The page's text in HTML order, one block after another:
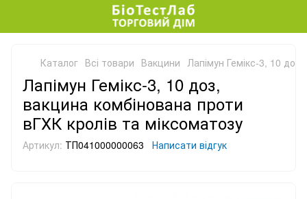
Каталог Всі товари Вакцини Лапімун Гемікс-3, 10
Лапімун Гемікс-3, 10 доз,
вакцина комбінована проти
вГХК кролів та міксоматозу
Артикул: ТП041000000063 Написати відгук